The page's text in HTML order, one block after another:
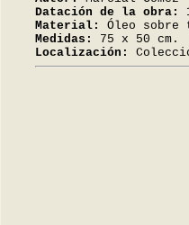
Datación de la obra:
Material:
Óleo sobre
Medidas:
75 x 50 cm.
Localización: